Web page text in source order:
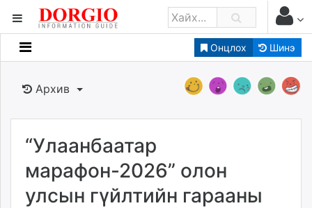
Онцлох Шинэ
Мэдээллийн
Банк санхүү
Бизнес ААН
Төрийн
dorgio.mn
Архив
“Улаанбаатар
марафон-2026” олон
улсын гүйлтийн гарааны